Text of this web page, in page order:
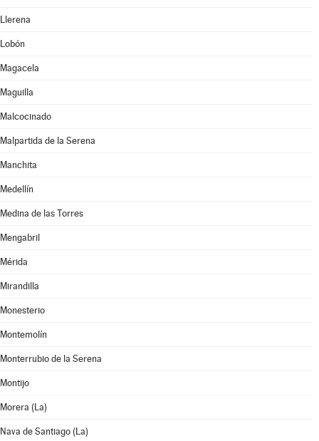
Llerena
Lobón
Magacela
Maguilla
Malcocinado
Malpartida de la Serena
Manchita
Medellín
Medina de las Torres
Mengabril
Mérida
Mirandilla
Monesterio
Montemolín
Monterrubio de la Serena
Montijo
Morera (La)
Nava de Santiago (La)